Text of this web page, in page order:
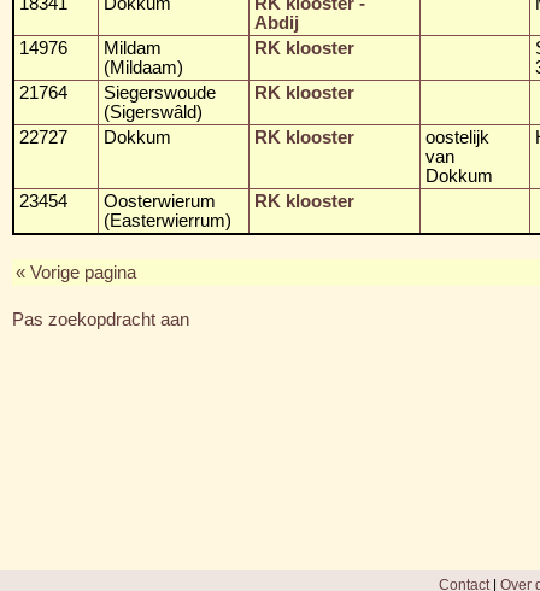
Abdij
14976
Mildam
(Mildaam)
RK klooster
21764
Siegerswoude
(Sigerswâld)
RK klooster
22727 Dokkum RK klooster
oostelijk
van
Dokkum
23454
Oosterwierum
(Easterwierrum)
RK klooster
« Vorige pagina
Pas zoekopdracht aan
Contact| Over